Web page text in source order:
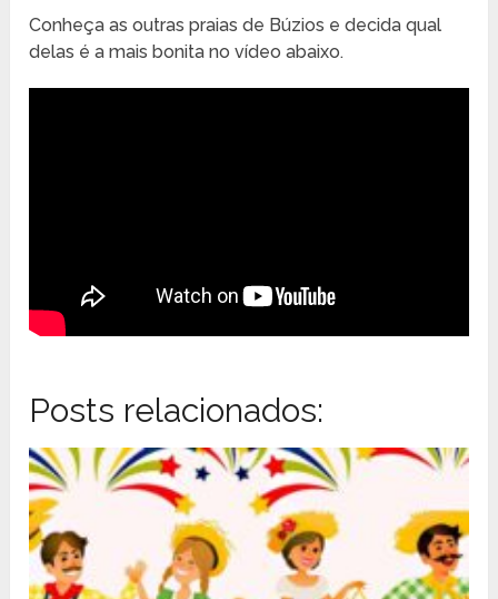
Conheça as outras praias de Búzios e decida qual
delas é a mais bonita no vídeo abaixo.
Posts relacionados: